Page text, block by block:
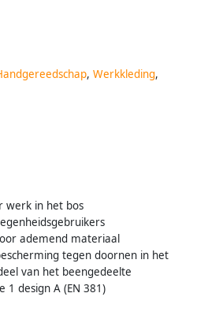
, Werkkleding,
werk in het bos
ademend materiaal
tegen doornen in het
van het beengedeelte
1 design A (EN 381)